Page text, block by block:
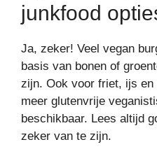
junkfood
Ja, zeker! Veel vegan
basis van bonen of
zijn. Ook voor friet, ijs
meer glutenvrije
beschikbaar. Lees altijd
zeker van te zijn.